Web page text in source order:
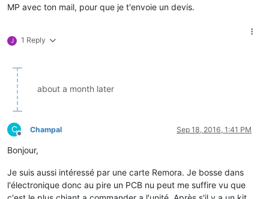
MP avec ton mail, pour que je t'envoie un devis.
J 1 Reply
about a month later
C
Offline
Champal Sep 18, 2016, 1:41 PM
Bonjour,
Je suis aussi intéressé par une carte Remora. Je bosse dans
l'électronique donc au pire un PCB nu peut me suffire vu que